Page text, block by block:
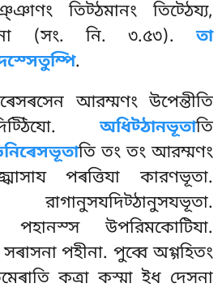
তিট্ঠমানং তিট্ঠেয্য,
(সং. নি. ৩.৫৩).তা
.
আরম্মণং উপেন্তীতি
অধিট্ঠানভূতাতি
তি তং তং আরম্মণং
পৰত্তিযা কারণভূতা.
পহানস্স উপরিমকোটিযা.
পহীনা. পুব্বে অগ্গহিতং
কত্ৰা কস্মা ইধ দেসনা